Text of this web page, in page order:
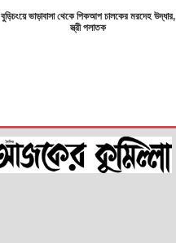
বুড়িচংয়ে ভাড়াবাসা থেকে পিকআপ চালকের মরদেহ উদ্ধার,
স্ত্রী পলাতক